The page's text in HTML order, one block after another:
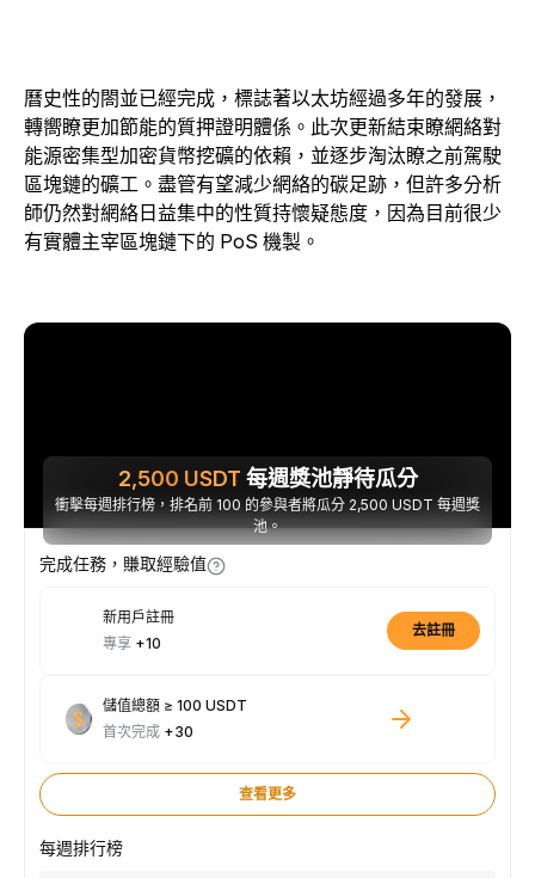
曆史性的閤並已經完成，標誌著以太坊經過多年的發展，
轉嚮瞭更加節能的質押證明體係。此次更新結束瞭網絡對
能源密集型加密貨幣挖礦的依賴，並逐步淘汰瞭之前駕駛
區塊鏈的礦工。盡管有望減少網絡的碳足跡，但許多分析
師仍然對網絡日益集中的性質持懷疑態度，因為目前很少
有實體主宰區塊鏈下的 PoS 機製。
2,500 USDT 每週獎池靜待瓜分
衝擊每週排行榜，排名前 100 的參與者將瓜分 2,500 USDT 每週獎
池。
完成任務，賺取經驗值
新用戶註冊
專享 +10
去註冊
儲值總額 ≥ 100 USDT
首次完成 +30
查看更多
每週排行榜